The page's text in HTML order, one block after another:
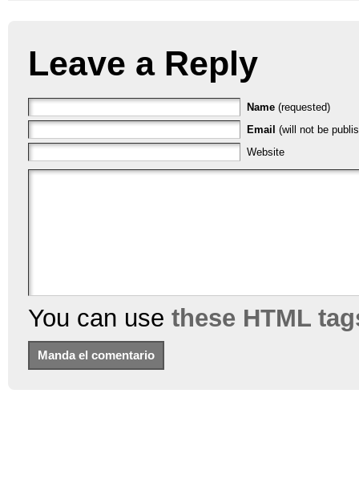
Leave a Reply
Name (requested)
Email (will not be
Website
You can use these HTML